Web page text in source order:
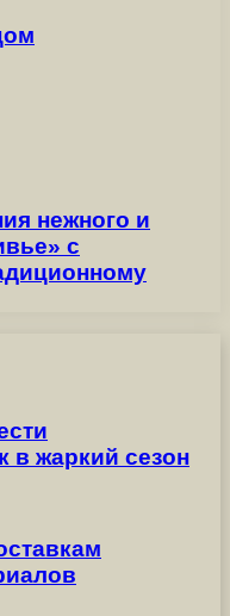
нежного и
с
в жаркий сезон